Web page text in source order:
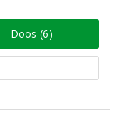
Doos (6)